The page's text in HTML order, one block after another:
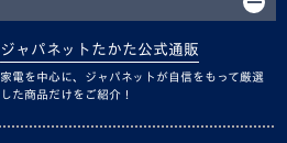
ジャパネットたかた公式通販
家電を中心に、ジャパネットが自信をもって厳選
した商品だけをご紹介！